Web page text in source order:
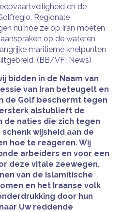
en de
Regionale
nu hoe ze op Iran moeten
op de wateren
maritieme knelpunten
(BB/VFI News)
bidden in de Naam van
van Iran beteugelt en
de Golf beschermt tegen
alstublieft de
de naties die zich tegen
wijsheid aan de
hoe te reageren. Wij
arbeiders en voor een
deze vitale zeewegen.
van de Islamitische
en het Iraanse volk
door hun
Uw reddende